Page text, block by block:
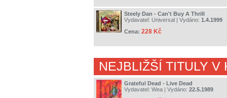
Steely Dan - Can't Buy A Thrill
Vydavatel: Universal | Vydáno: 1.4.1999
Cena: 228 Kč
NEJBLIŽŠÍ TITULY V
Grateful Dead - Live Dead
Vydavatel: Wea | Vydáno: 22.5.1989